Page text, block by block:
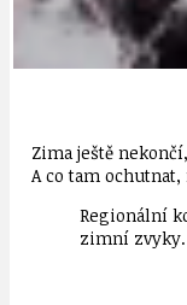
Zima ještě
A co tam
Regionální
zimní zvyky.